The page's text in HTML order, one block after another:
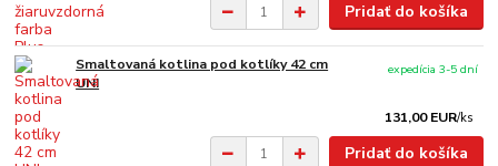
Pridať do košíka
Smaltovaná kotlina pod kotlíky 42 cm
UNI
131,00 EUR/ks
expedícia 3-5 dní
Pridať do košíka